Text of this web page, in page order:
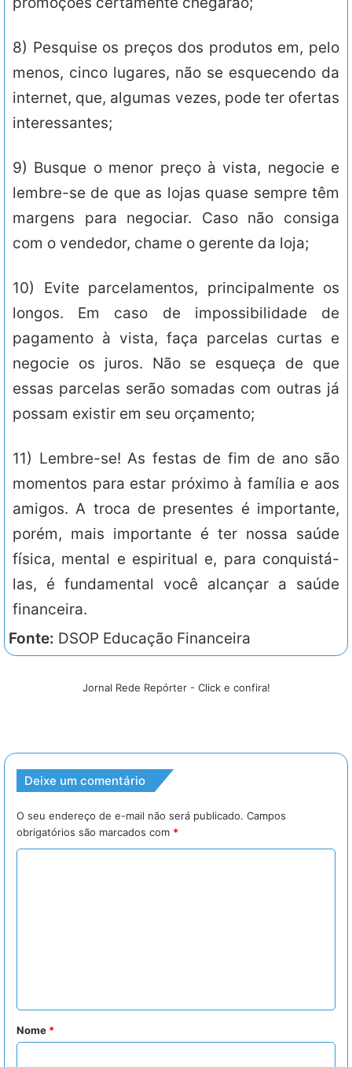
8) Pesquise os preços dos produtos em, pelo
menos, cinco lugares, não se esquecendo da
internet, que, algumas vezes, pode ter ofertas
interessantes;
9) Busque o menor preço à vista, negocie e
lembre-se de que as lojas quase sempre têm
margens para negociar. Caso não consiga
com o vendedor, chame o gerente da loja;
10) Evite parcelamentos, principalmente os
longos. Em caso de impossibilidade de
pagamento à vista, faça parcelas curtas e
negocie os juros. Não se esqueça de que
essas parcelas serão somadas com outras já
possam existir em seu orçamento;
11) Lembre-se! As festas de fim de ano são
momentos para estar próximo à família e aos
amigos. A troca de presentes é importante,
porém, mais importante é ter nossa saúde
física, mental e espiritual e, para conquistá-
las, é fundamental você alcançar a saúde
financeira.
Fonte: DSOP Educação Financeira
Jornal Rede Repórter - Click e confira!
Deixe um comentário
O seu endereço de e-mail não será publicado. Campos
obrigatórios são marcados com *
r
i
Nome *